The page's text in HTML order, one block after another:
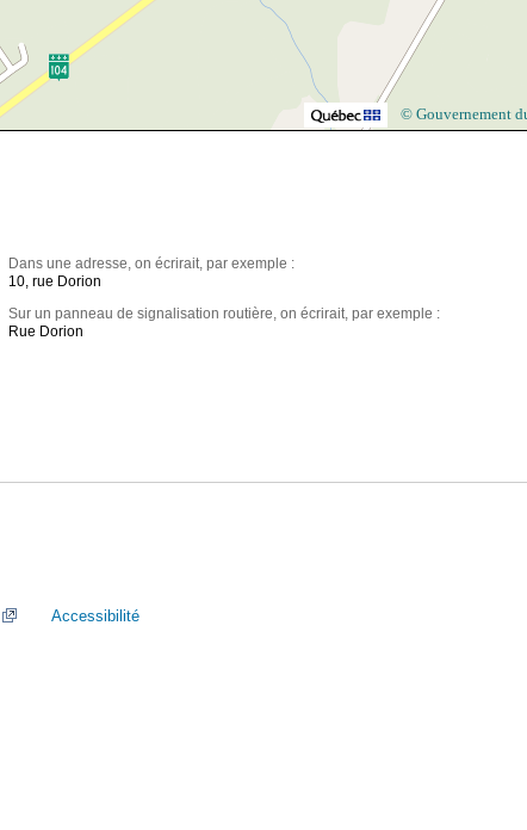
© Gouvernement
Dans une adresse, on écrirait, par exemple :
10, rue Dorion
Sur un panneau de signalisation routière, on écrirait, par exemple :
Rue Dorion
Accessibilité